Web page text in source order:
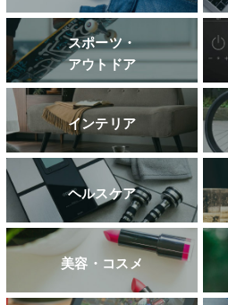
スポーツ・
アウトドア
インテリア
ヘルスケア
美容・コスメ